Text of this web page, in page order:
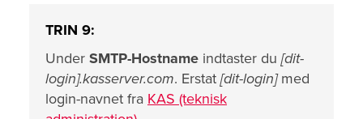
TRIN 9:
Under SMTP-Hostname indtaster du [dit-
login].kasserver.com. Erstat [dit-login]med
login-navnet fra KAS (teknisk